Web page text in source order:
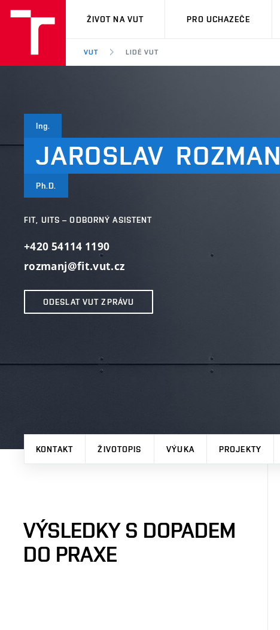
VUT
ŽIVOT NA VUT PRO UCHAZEČE
VUT LIDÉ VUT
Ing.
JAROSLAV ROZMAN
Ph.D.
FIT, UITS – ODBORNÝ ASISTENT
+420 54114 1190
rozmanj@fit.vut.cz
ODESLAT VUT ZPRÁVU
KONTAKT ŽIVOTOPIS VÝUKA PROJEKTY
VÝSLEDKY S DOPADEM
DO PRAXE